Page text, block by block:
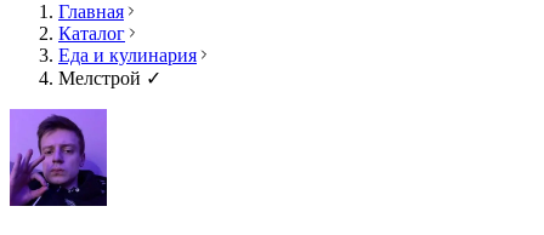
Главная
Каталог
Еда и кулинария
Мелстрой ✓